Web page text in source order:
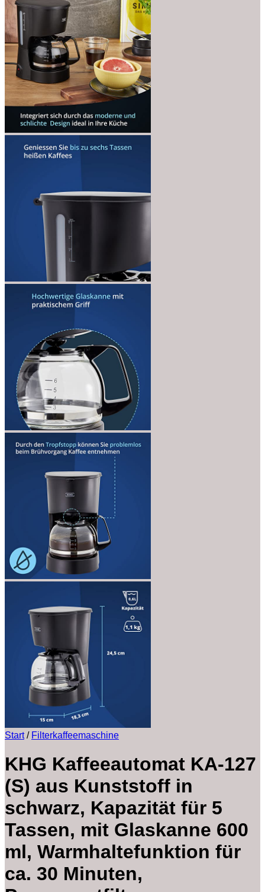
Start / Filterkaffeemaschine
KHG Kaffeeautomat KA-127
(S) aus Kunststoff in
schwarz, Kapazität für 5
Tassen, mit Glaskanne 600
ml, Warmhaltefunktion für
ca. 30 Minuten,